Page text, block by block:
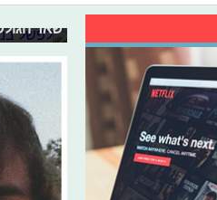
שאר